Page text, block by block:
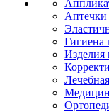
Аптечки
Гигиена
Изделия